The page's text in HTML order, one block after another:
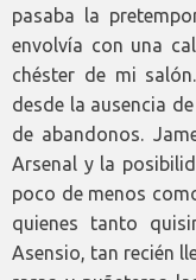
pasaba la
envolvía con una
chéster de mi
desde la ausencia
de abandonos.
Arsenal y la
poco de menos
quienes tanto
Asensio, tan recién